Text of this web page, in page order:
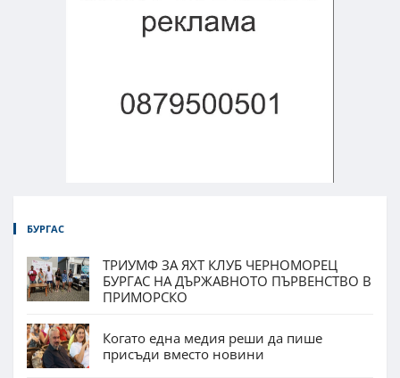
БУРГАС
ТРИУМФ ЗА ЯХТ КЛУБ ЧЕРНОМОРЕЦ
БУРГАС НА ДЪРЖАВНОТО ПЪРВЕНСТВО В
ПРИМОРСКО
Когато една медия реши да пише
присъди вместо новини